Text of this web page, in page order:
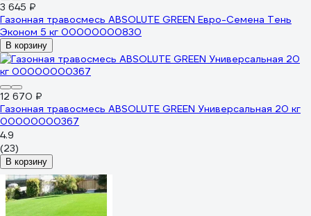
3 645 ₽
Газонная травосмесь ABSOLUTE GREEN Евро-Семена Тень
Эконом 5 кг 00000000830
В корзину
12 670 ₽
Газонная травосмесь ABSOLUTE GREEN Универсальная 20 кг
00000000367
4.9
(23)
В корзину